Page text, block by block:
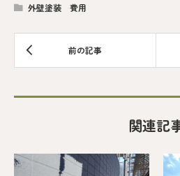
外壁塗装 費用
関連記